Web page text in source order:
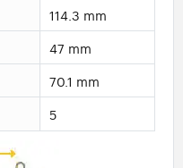
114.3 mm
47 mm
70.1 mm
5